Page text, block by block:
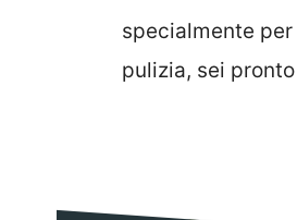
specialmente
pulizia, sei